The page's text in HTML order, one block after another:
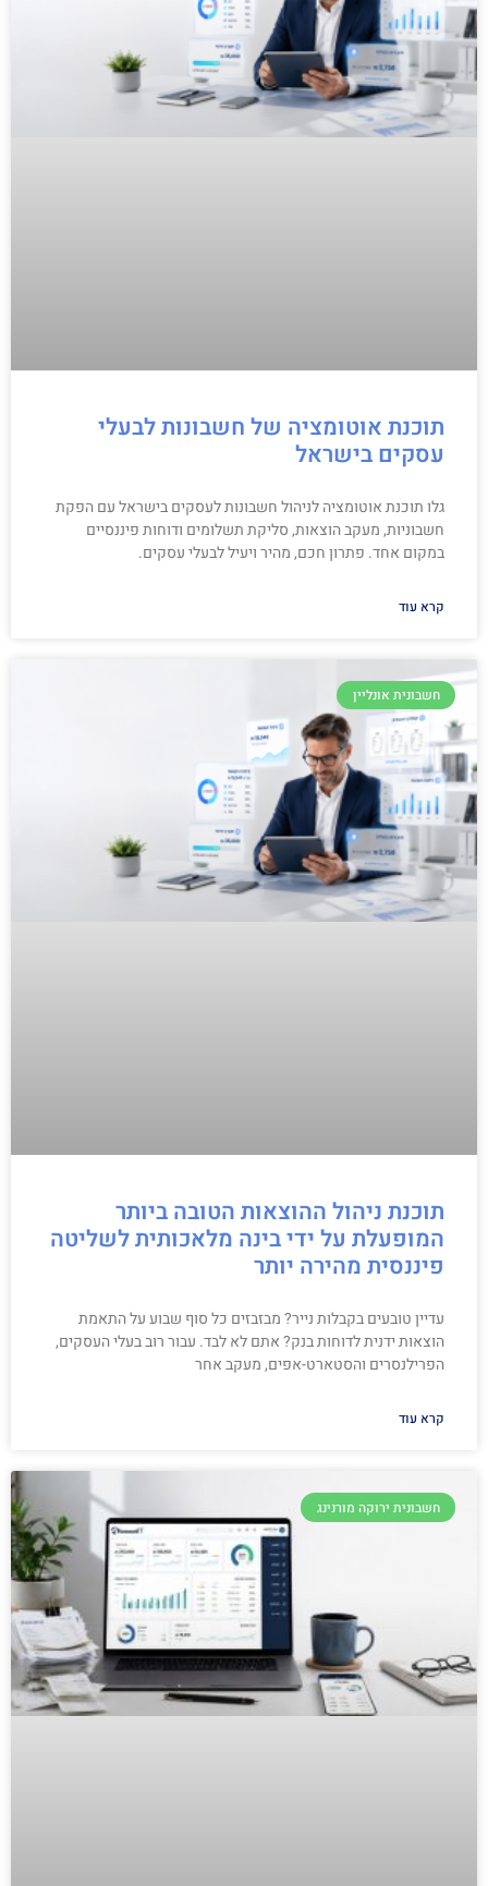
תוכנת אוטומציה של חשבונות לבעלי
עסקים בישראל
גלו תוכנת אוטומציה לניהול חשבונות לעסקים בישראל עם הפקת
חשבוניות, מעקב הוצאות, סליקת תשלומים ודוחות פיננסיים
במקום אחד. פתרון חכם, מהיר ויעיל לבעלי עסקים.
קרא עוד
חשבונית אונליין
תוכנת ניהול ההוצאות הטובה ביותר
המופעלת על ידי בינה מלאכותית לשליטה
פיננסית מהירה יותר
עדיין טובעים בקבלות נייר? מבזבזים כל סוף שבוע על התאמת
הוצאות ידנית לדוחות בנק? אתם לא לבד. עבור רוב בעלי העסקים,
הפרילנסרים והסטארט-אפים, מעקב אחר
קרא עוד
חשבונית ירוקה מורנינג